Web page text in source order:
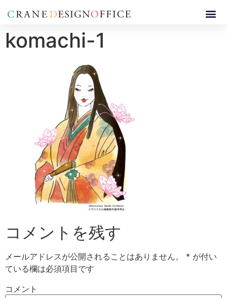
komachi-1
コメントを残す
メールアドレスが公開されることはありません。 * が付い
ている欄は必須項目です
コメント